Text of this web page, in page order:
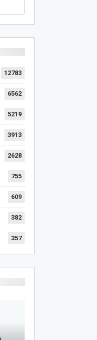
12783
6562
5219
3913
2628
755
609
382
357